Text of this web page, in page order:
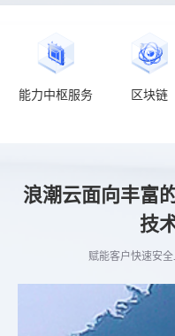
能力中枢服务 区块链
浪潮云面向丰富
技
赋能客户快速安全